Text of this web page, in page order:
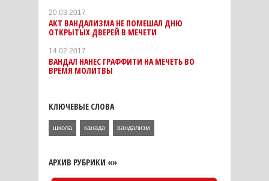
20.03.2017
АКТ ВАНДАЛИЗМА НЕ ПОМЕШАЛ ДНЮ
ОТКРЫТЫХ ДВЕРЕЙ В МЕЧЕТИ
14.02.2017
ВАНДАЛ НАНЕС ГРАФФИТИ НА МЕЧЕТЬ ВО
ВРЕМЯ МОЛИТВЫ
КЛЮЧЕВЫЕ СЛОВА
школа канада вандализм
АРХИВ РУБРИКИ «»